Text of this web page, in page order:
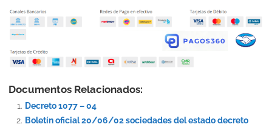
Documentos Relacionados:
Decreto 1077 – 04
Boletín oficial 20/06/02 sociedades del estado decreto